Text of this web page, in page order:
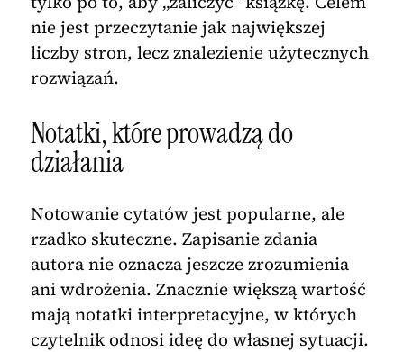
nie jest przeczytanie jak największej
liczby stron, lecz znalezienie użytecznych
rozwiązań.
Notatki, które prowadzą do
działania
Notowanie cytatów jest popularne, ale
rzadko skuteczne. Zapisanie zdania
autora nie oznacza jeszcze zrozumienia
ani wdrożenia. Znacznie większą wartość
mają notatki interpretacyjne, w których
czytelnik odnosi ideę do własnej sytuacji.